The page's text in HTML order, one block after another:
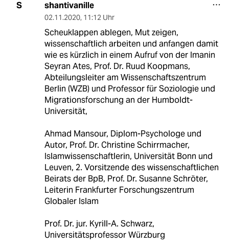
S shantivanille
02.11.2020, 11:12 Uhr
Scheuklappen ablegen, Mut zeigen,
wissenschaftlich arbeiten und anfangen damit
wie es kürzlich in einem Aufruf von der Imanin
Seyran Ates, Prof. Dr. Ruud Koopmans,
Abteilungsleiter am Wissenschaftszentrum
Berlin (WZB) und Professor für Soziologie und
Migrationsforschung an der Humboldt-
Universität,
Ahmad Mansour, Diplom-Psychologe und
Autor, Prof. Dr. Christine Schirrmacher,
Islamwissenschaftlerin, Universität Bonn und
Leuven, 2. Vorsitzende des wissenschaftlichen
Beirats der BpB, Prof. Dr. Susanne Schröter,
Leiterin Frankfurter Forschungszentrum
Globaler Islam
Prof. Dr. jur. Kyrill-A. Schwarz,
Universitätsprofessor Würzburg